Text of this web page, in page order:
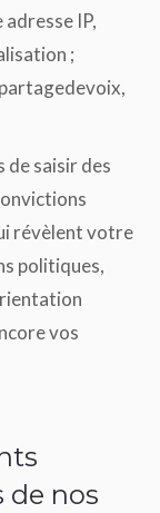
IP,
;
de saisir des
révèlent votre
politiques,
vos
de nos